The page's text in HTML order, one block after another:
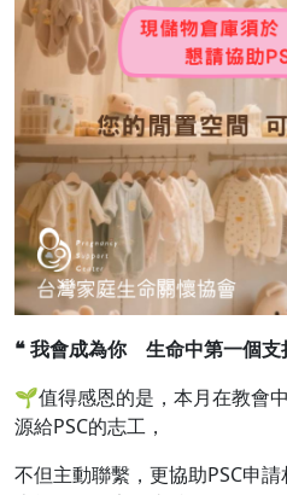
❝我會成為你 生命中第一個支
🌱值得感恩的是，本月在教會
源給PSC的志工，
不但主動聯繫，更協助PSC申